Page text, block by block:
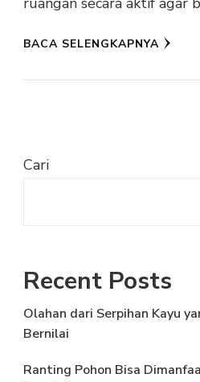
BACA SELENGKAPNYA
Cari
Recent Posts
Olahan dari Serpihan Kayu
Bernilai
Ranting Pohon Bisa